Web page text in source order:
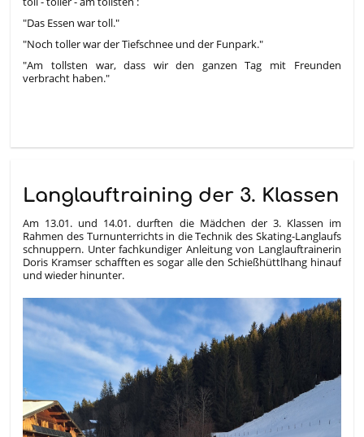
"Das Essen war toll."
"Noch toller war der Tiefschnee und der Funpark."
"Am tollsten war, dass wir den ganzen Tag mit Freunden
verbracht haben."
Langlauftraining der 3. Klassen
Am 13.01. und 14.01. durften die Mädchen der 3. Klassen im
Rahmen des Turnunterrichts in die Technik des Skating-Langlaufs
schnuppern. Unter fachkundiger Anleitung von Langlauftrainerin
Doris Kramser schafften es sogar alle den Schießhüttlhang hinauf
und wieder hinunter.